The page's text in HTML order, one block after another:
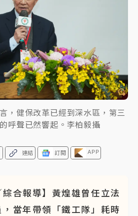
交所今起縮短股票「關禁閉」天
面試 清大校長高為元致歉：機會
西南風來了！4縣市大雨特報、各
破單月9000億元下半年續旺指
人關注的四大重點
離世！曾以「瘋狂籃球」震撼聯
，健保改革已經到深水區，第三
呼聲已然響起。李柏毅攝
連結 訂閱 APP
綜合報導】黃煌雄曾任立法
當年帶領「鐵工隊」耗時